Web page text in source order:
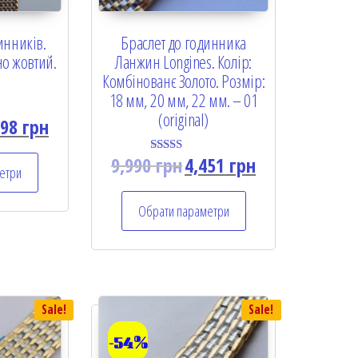
жовтий.
грн
Браслет до годинника
Ланжин Longines. Колір:
Комбінованє Золото. Розмір:
18 мм, 20 мм, 22 мм. – 01
(original)
Rated
5.00
9,990грн4,451 грн
Обрати параметри
Sale! Sale!
-54%